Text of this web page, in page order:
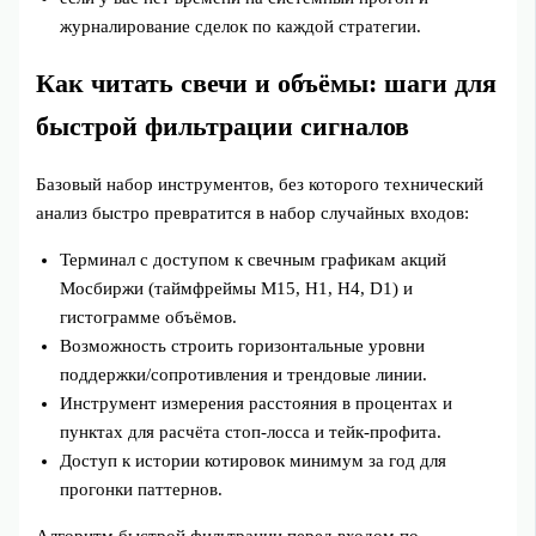
журналирование сделок по каждой стратегии.
Как читать свечи и объёмы: шаги для
быстрой фильтрации сигналов
Базовый набор инструментов, без которого технический
анализ быстро превратится в набор случайных входов:
Терминал с доступом к свечным графикам акций
Мосбиржи (таймфреймы M15, H1, H4, D1) и
гистограмме объёмов.
Возможность строить горизонтальные уровни
поддержки/сопротивления и трендовые линии.
Инструмент измерения расстояния в процентах и
пунктах для расчёта стоп‑лосса и тейк‑профита.
Доступ к истории котировок минимум за год для
прогонки паттернов.